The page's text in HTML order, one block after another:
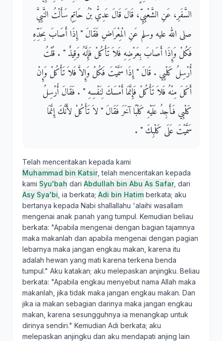
السَّفَرِ، عَنِ الشَّعْبِيِّ، قَالَ قَالَ عَدِيُّ بْنُ حَاتِمٍ سَأَلْتُ النَّبِيَّ
صلى الله عليه وسلم عَنِ الْمِعْرَاضِ فَقَالَ ‏"‏ إِذَا أَصَابَ بِحَدِّهِ
فَكُلْ وَإِذَا أَصَابَ بِعَرْضِهِ فَلاَ تَأْكُلْ فَإِنَّهُ وَقِيذٌ ‏"‏ ‏.‏ قُلْتُ
أُرْسِلُ كَلْبِي ‏.‏ قَالَ ‏"‏ إِذَا سَمَّيْتَ فَكُلْ وَإِلاَّ فَلاَ تَأْكُلْ وَإِنْ
أَكَلَ مِنْهُ فَلاَ تَأْكُلْ فَإِنَّمَا أَمْسَكَ لِنَفْسِهِ ‏"‏ ‏.‏ فَقَالَ أُرْسِلُ
كَلْبِي فَأَجِدُ عَلَيْهِ كَلْبًا آخَرَ فَقَالَ ‏"‏ لاَ تَأْكُلْ لأَنَّكَ إِنَّمَا
سَمَّيْتَ عَلَى كَلْبِكَ ‏"‏ ‏.‏
Telah menceritakan kepada kami
Muhammad bin Katsir, telah menceritakan kepada
kami Syu'bah dari Abdullah bin Abu As Safar, dari
Asy Sya'bi , ia berkata; Adi bin Hatim berkata; aku
bertanya kepada Nabi shallallahu 'alaihi wasallam
mengenai anak panah yang tumpul. Kemudian beliau
berkata: "Apabila mengenai dengan bagian tajamnya
maka makanlah dan apabila mengenai dengan pagian
lebarnya maka jangan engkau makan, karena itu
adalah hewan yang mati karena terkena benda
tumpul." Aku katakan; aku melepaskan anjingku. Beliau
berkata: "Apabila engkau menyebut nama Allah maka
makanlah, jika tidak maka jangan engkau makan. Dan
jika ia makan sebagian darinya maka jangan engkau
makan, karena sesungguhnya ia menangkap untuk
dirinya sendiri." Kemudian Adi berkata; aku
melepaskan anjingku dan aku mendapati anjing lain